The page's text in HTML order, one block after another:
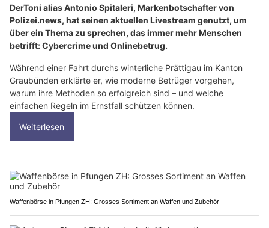
DerToni alias Antonio Spitaleri, Markenbotschafter von
Polizei.news, hat seinen aktuellen Livestream genutzt, um
über ein Thema zu sprechen, das immer mehr Menschen
betrifft: Cybercrime und Onlinebetrug.
Während einer Fahrt durchs winterliche Prättigau im Kanton
Graubünden erklärte er, wie moderne Betrüger vorgehen,
warum ihre Methoden so erfolgreich sind – und welche
einfachen Regeln im Ernstfall schützen können.
Weiterlesen
Waffenbörse in Pfungen ZH: Grosses Sortiment an Waffen und Zubehör